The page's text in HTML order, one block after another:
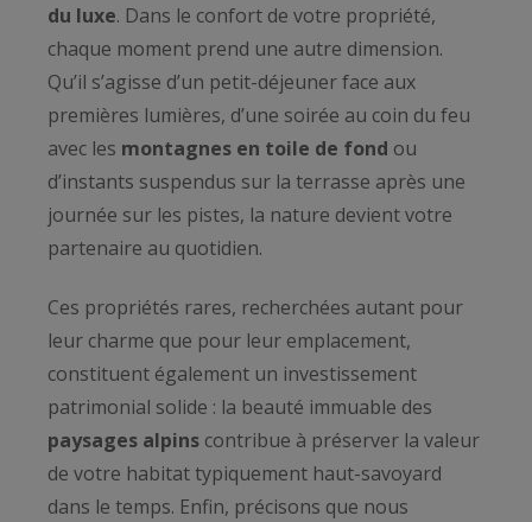
du luxe. Dans le confort de votre propriété,
chaque moment prend une autre dimension.
Qu’il s’agisse d’un petit-déjeuner face aux
premières lumières, d’une soirée au coin du feu
avec les montagnes en toile de fond ou
d’instants suspendus sur la terrasse après une
journée sur les pistes, la nature devient votre
partenaire au quotidien.
Ces propriétés rares, recherchées autant pour
leur charme que pour leur emplacement,
constituent également un investissement
patrimonial solide : la beauté immuable des
paysages alpins contribue à préserver la valeur
de votre habitat typiquement haut-savoyard
dans le temps. Enfin, précisons que nous